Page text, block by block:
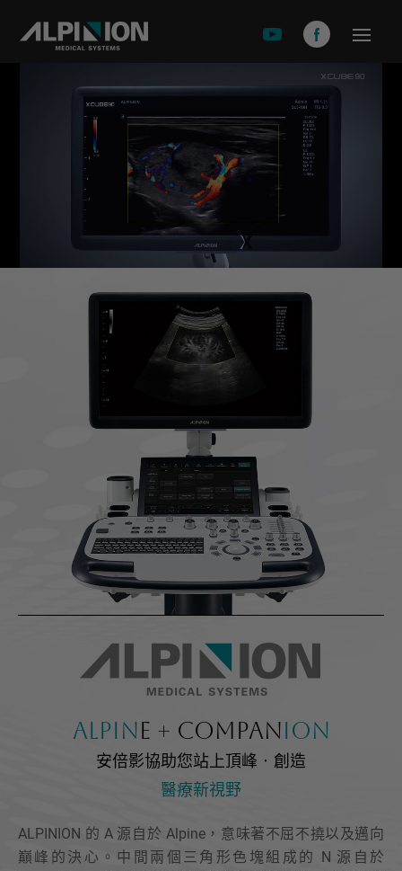
品牌故事
產品介紹
X-CUBE 90
X-CUBE 60
E-CUEB 8 Series
活動資訊
聯絡我們
諮詢表單
Alpine + Companion
安倍影協助您站上頂峰‧創造
醫療新視野
ALPINION 的 A 源自於 Alpine，意味著不屈不撓以及邁向
巔峰的決心。中間兩個三角形色塊組成的 N 源自於